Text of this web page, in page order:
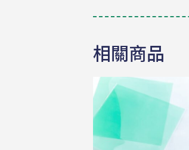
相關商品